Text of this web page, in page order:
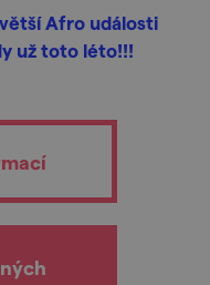
Afro události
už toto léto!!!